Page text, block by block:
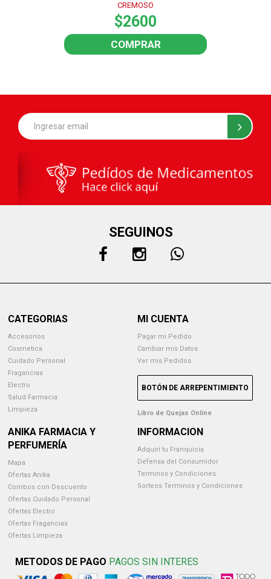
CREMOSO
$2600
COMPRAR
SEGUINOS
CATEGORIAS
Accesorios
Cosmetica
Cuidado Personal
Fragancias
Electro
Salud Farmacia
Limpieza
MI CUENTA
Pagar mi Pedido
Cambiar mis Datos
Ver mis Pedidos
BOTÓN DE ARREPENTIMIENTO
Libro de Quejas Online
ANIKA FARMACIA Y
PERFUMERÍA
Mapa
Ofertas Anika
Combos con Descuento
Ofertas Cuidado Personal
Ofertas Electro
Ofertas Fragancias
Ofertas Limpieza
INFORMACION
Adquirí tu Franquicia
Defensa del Consumidor
Terminos y Condiciones
Sorteos Terminos y Condiciones
METODOS DE PAGO PAGOS SIN INTERES